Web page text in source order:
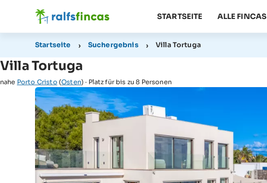
STARTSEITE ALLE FINCAS
Startseite Suchergebnis Villa Tortuga
Villa Tortuga
nahe Porto Cristo (Osten) · Platz für bis zu 8 Personen